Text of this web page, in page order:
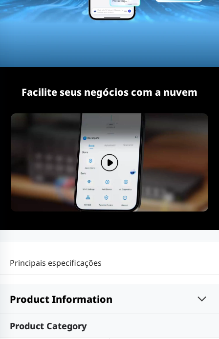
Facilite seus negócios com a nuvem
Principais especificações
Product Information
Product Category